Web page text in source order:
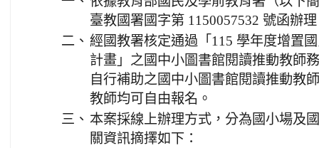
臺教國署國字第 1150057532 號函辦
二、 經國教署核定通過「115 學年度增置
計畫」之國中小圖書館閱讀推動教師
自行補助之國中小圖書館閱讀推動教
教師均可自由報名。
三、 本案採線上辦理方式，分為國小場及
關資訊摘擇如下：